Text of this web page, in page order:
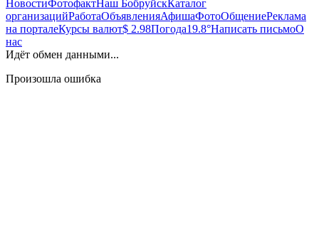
НовостиФотофактНаш БобруйскКаталог
организацийРаботаОбъявленияАфишаФотоОбщениеРеклама
на порталеКурсы валют$ 2.98Погода19.8°Написать письмоО
нас
Идёт обмен данными...
Произошла ошибка